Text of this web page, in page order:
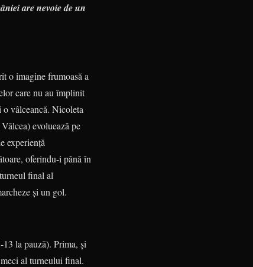
are nevoie de un
o imagine frumoasă a
care nu au împlinit
o vâlceancă. Nicoleta
evoluează pe
ex­perienţă
oferindu-i până în
final al
şi un gol.
la pauză). Prima, şi
al turneului final.